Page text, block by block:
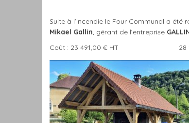
Suite à l’incendie le Four Communal a
Mikael Gallin, gérant de l’entreprise
Coût : 23 491,00 € HT 28